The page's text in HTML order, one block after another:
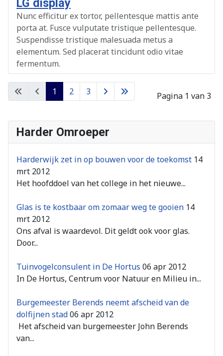
LG display
Nunc efficitur ex tortor, pellentesque mattis ante
porta at. Fusce vulputate tristique pellentesque.
Suspendisse tristique malesuada metus a
elementum. Sed placerat tincidunt odio vitae
fermentum.
Pagina 1 van 3
1 2 3
Harder Omroeper
Harderwijk zet in op bouwen voor de toekomst 14
mrt 2012
Het hoofddoel van het college in het nieuwe...
Glas is te kostbaar om zomaar weg te gooien 14
mrt 2012
Ons afval is waardevol. Dit geldt ook voor glas.
Door...
Tuinvogelconsulent in De Hortus 06 apr 2012
In De Hortus, Centrum voor Natuur en Milieu in...
Burgemeester Berends neemt afscheid van de
dolfijnen stad06 apr 2012
Het afscheid van burgemeester John Berends
van...